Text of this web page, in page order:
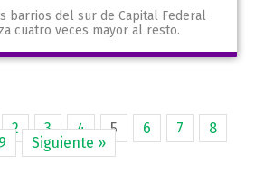
barrios del sur de Capital Federal
cuatro veces mayor al resto.
2 3 4 5 6 7
8
9
Siguiente »